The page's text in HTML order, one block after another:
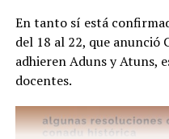
Por este caso está
(25), quien en un
En tanto sí está
del 18 al 22, que anunció
adhieren Aduns y Atuns,
docentes.